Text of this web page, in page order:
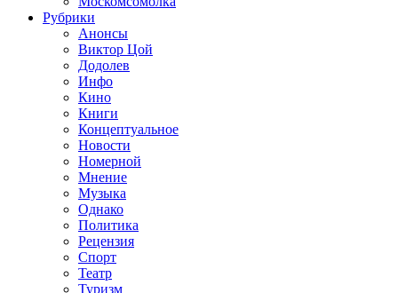
Рубрики
Анонсы
Виктор Цой
Додолев
Инфо
Кино
Книги
Концептуальное
Новости
Номерной
Мнение
Музыка
Однако
Политика
Рецензия
Спорт
Театр
Туризм